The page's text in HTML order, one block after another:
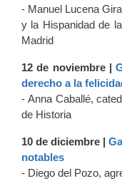
- Manuel Lucena
y la Hispanidad de
Madrid
12 de noviembre |
derecho a la
- Anna Caballé,
de Historia
10 de diciembre |
notables
- Diego del Pozo,